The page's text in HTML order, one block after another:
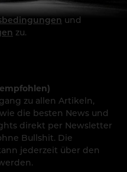
und
zu.
zu allen Artikeln,
die besten News und
direkt per Newsletter
Bullshit. Die
jederzeit über den